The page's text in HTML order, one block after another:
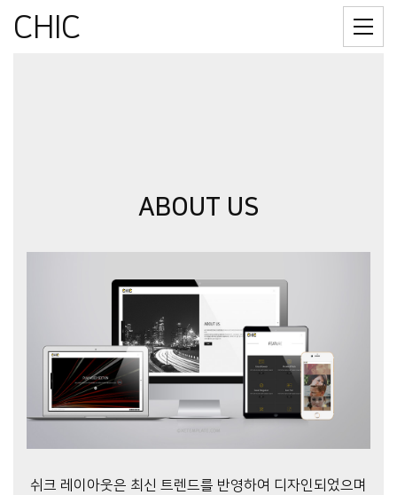
CHIC
ABOUT US
쉬크 레이아웃은 최신 트렌드를 반영하여 디자인되었으며